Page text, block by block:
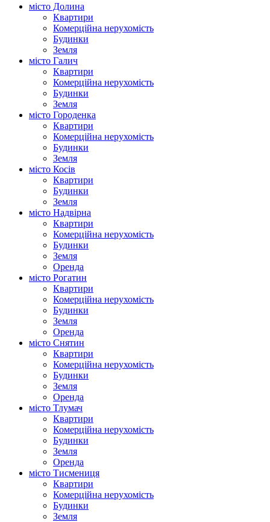
місто Долина
Квартири
Комерційна нерухомість
Будинки
Земля
місто Галич
Квартири
Комерційна нерухомість
Будинки
Земля
місто Городенка
Квартири
Комерційна нерухомість
Будинки
Земля
місто Косів
Квартири
Будинки
Земля
місто Надвірна
Квартири
Комерційна нерухомість
Будинки
Земля
Оренда
місто Рогатин
Квартири
Комерційна нерухомість
Будинки
Земля
Оренда
місто Снятин
Квартири
Комерційна нерухомість
Будинки
Земля
Оренда
місто Тлумач
Квартири
Комерційна нерухомість
Будинки
Земля
Оренда
місто Тисмениця
Квартири
Комерційна нерухомість
Будинки
Земля